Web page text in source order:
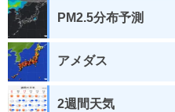
PM2.5分布予測
アメダス
2週間天気